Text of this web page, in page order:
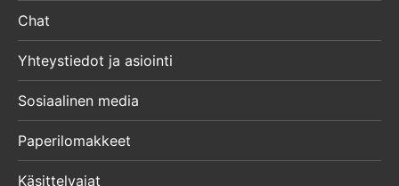
Chat
Yhteystiedot ja asiointi
Sosiaalinen media
Paperilomakkeet
Käsittelyajat